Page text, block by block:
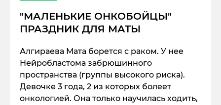
"МАЛЕНЬКИЕ ОНКОБОЙЦЫ"
ПРАЗДНИК ДЛЯ МАТЫ
Алгираева Мата борется с раком. У нее
Нейробластома забрюшинного
пространства (группы высокого риска).
Девочке 3 года, 2 из которых болеет
онкологией. Она только научилась ходить,